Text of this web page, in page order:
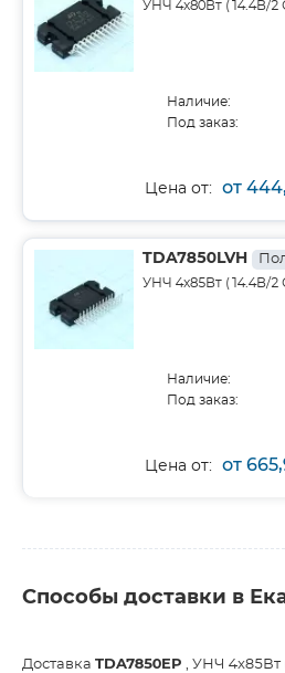
УНЧ 4x80Вт (14.4В/
Наличие:
Под заказ:
Цена от: от
TDA7850LVH
УНЧ 4x85Вт (14.4В/
Наличие:
Под заказ:
Цена от: от
Способы доставки в
Доставка TDA7850EP , УНЧ 4x85Вт